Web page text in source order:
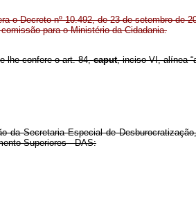
o Decreto nº 10.492, de 23 de setembro de
para o Ministério da Cidadania.
lhe confere o art. 84,caput, inciso VI, alínea
Secretaria Especial de
Superiores - DAS: